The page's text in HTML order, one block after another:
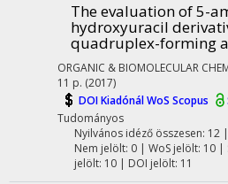
The evaluation of 5-
hydroxyuracil
quadruplex-forming
ORGANIC & BIOMOLECULAR
11 p. (2017)
DOIKiadónálWoS Scopus
Tudományos
Nyilvános idéző összesen: 12|
Nem jelölt: 0 | WoS jelölt: 10 |
jelölt: 10 | DOI jelölt: 11